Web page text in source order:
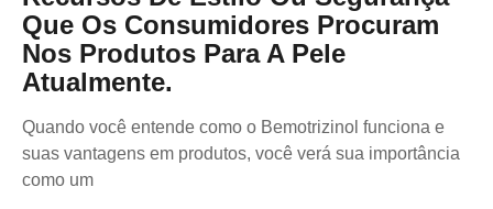
Que Os Consumidores Procuram
Nos Produtos Para A Pele
Atualmente.
Quando você entende como o Bemotrizinol funciona e
suas vantagens em produtos, você verá sua importância
como um